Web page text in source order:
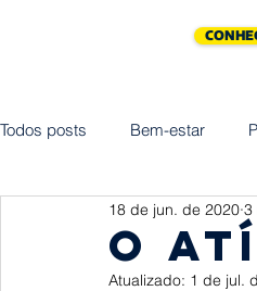
Todos posts Bem-estar
Cremação
O
18 de jun. de 2020 3
Atualizado: 1 de jul.